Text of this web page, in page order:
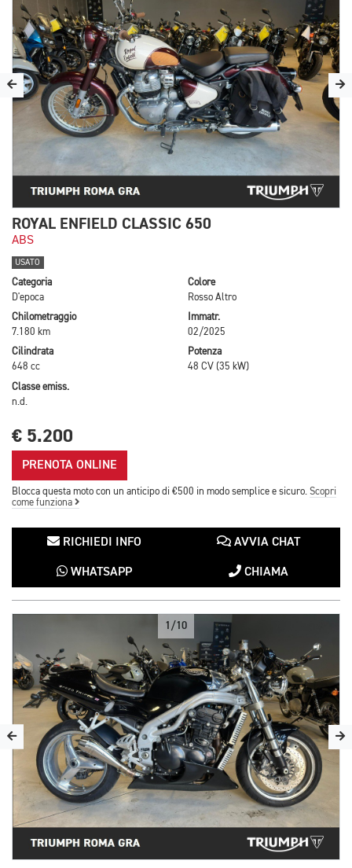
ROYAL ENFIELD CLASSIC 650
ABS
USATO
Categoria
D'epoca
Colore
Rosso Altro
Chilometraggio
7.180 km
Immatr.
02/2025
Cilindrata
648 cc
Potenza
48 CV (35 kW)
Classe emiss.
n.d.
€ 5.200
PRENOTA ONLINE
Blocca questa moto con un anticipo di €500 in modo semplice e sicuro. Scopri
come funziona
RICHIEDI INFO AVVIA CHAT
WHATSAPP CHIAMA
1/10